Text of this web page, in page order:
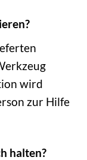
wird
zur Hilfe
halten?